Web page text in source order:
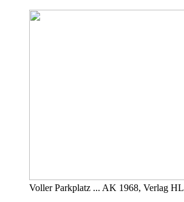
Voller Parkplatz ... AK 1968, Verlag HL